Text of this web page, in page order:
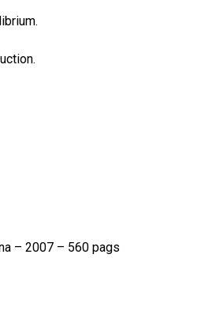
– 2007 – 560 pags